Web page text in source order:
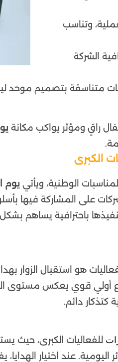
وتناسب
الشركة
متناسقة بتصميم موحد
راقٍ ومؤثر يواكب مكانة
الكبرى
الوطنية، ويأتي يوم
على المشاركة فيها
باحترافية يساهم
هو استقبال الزوار
أولي قوي يعكس مستوى
كتذكار دائم.
للفعاليات الكبرى، حيث
عند اختيار